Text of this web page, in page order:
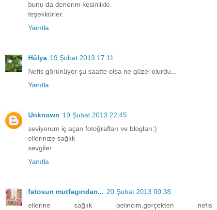
bunu da denerim kesinlikle.
teşekkürler.
Yanıtla
Hülya 19 Şubat 2013 17:11
Nefis görünüyor şu saatte olsa ne güzel olurdu...
Yanıtla
Unknown 19 Şubat 2013 22:45
seviyorum iç açan fotoğrafları ve blogları:)
ellerinize sağlık
sevgiler
Yanıtla
fatosun mutfagından... 20 Şubat 2013 00:38
ellerine sağlık pelincim,gerçekten nefis